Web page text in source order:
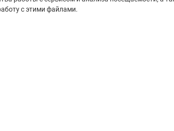
если отстал крайне тяжело.
с этими файлами.